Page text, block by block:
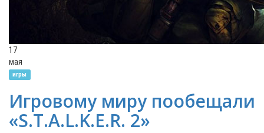
17
мая
игры
Игровому миру пообещали
«S.T.A.L.K.E.R. 2»